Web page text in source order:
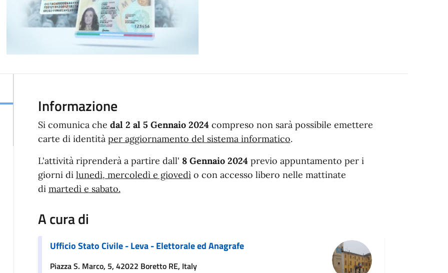
Informazione
Si comunica che dal 2 al 5 Gennaio 2024compreso non sarà possibile emettere
carte di identità per aggiornamento del sistema informatico.
L'attività riprenderà a partire dall' 8 Gennaio 2024previo appuntamento per i
giorni di lunedì, mercoledì e giovedìo con accesso libero nelle mattinate
di martedì e sabato.
A cura di
Ufficio Stato Civile - Leva - Elettorale ed Anagrafe
Piazza S. Marco, 5, 42022 Boretto RE, Italy